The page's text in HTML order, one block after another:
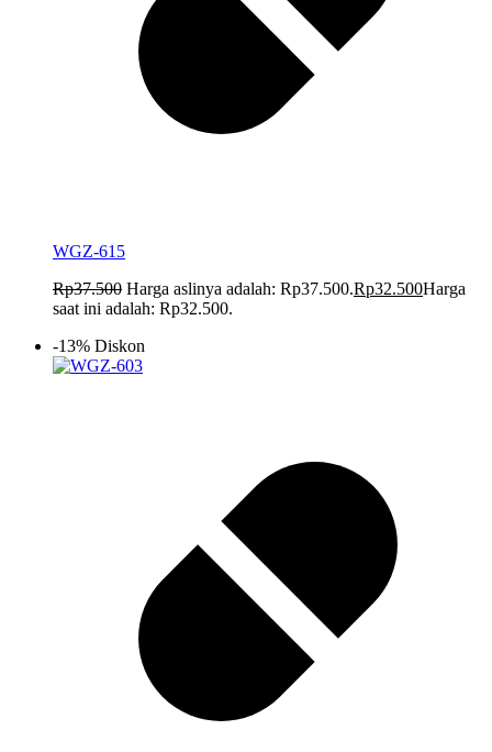
WGZ-615
Rp37.500 Harga aslinya adalah: Rp37.500.Rp32.500Harga
saat ini adalah: Rp32.500.
-13% Diskon